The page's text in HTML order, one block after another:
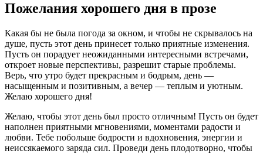
Пожелания хорошего дня в прозе
Какая бы не была погода за окном, и чтобы не скрывалось на
душе, пусть этот день принесет только приятные изменения.
Пусть он порадует неожиданными интересными встречами,
откроет новые перспективы, разрешит старые проблемы.
Верь, что утро будет прекрасным и бодрым, день —
насыщенным и позитивным, а вечер — теплым и уютным.
Желаю хорошего дня!
Желаю, чтобы этот день был просто отличным! Пусть он будет
наполнен приятными мгновениями, моментами радости и
любви. Тебе побольше бодрости и вдохновения, энергии и
неиссякаемого заряда сил. Проведи день плодотворно, чтобы